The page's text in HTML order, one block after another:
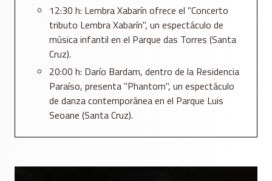
12:30 h: Lembra Xabarín ofrece el "Concerto
tributo Lembra Xabarín", un espectáculo de
música infantil en el Parque das Torres (Santa
Cruz).
20:00 h: Darío Bardam, dentro de la Residencia
Paraíso, presenta "Phantom", un espectáculo
de danza contemporánea en el Parque Luis
Seoane (Santa Cruz).